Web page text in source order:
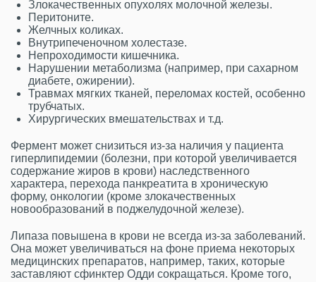
Злокачественных опухолях молочной железы.
Перитоните.
Желчных коликах.
Внутрипеченочном холестазе.
Непроходимости кишечника.
Нарушении метаболизма (например, при сахарном
диабете, ожирении).
Травмах мягких тканей, переломах костей, особенно
трубчатых.
Хирургических вмешательствах и т.д.
Фермент может снизиться из-за наличия у пациента
гиперлипидемии (болезни, при которой увеличивается
содержание жиров в крови) наследственного
характера, перехода панкреатита в хроническую
форму, онкологии (кроме злокачественных
новообразований в поджелудочной железе).
Липаза повышена в крови не всегда из-за заболеваний.
Она может увеличиваться на фоне приема некоторых
медицинских препаратов, например, таких, которые
заставляют сфинктер Одди сокращаться. Кроме того,